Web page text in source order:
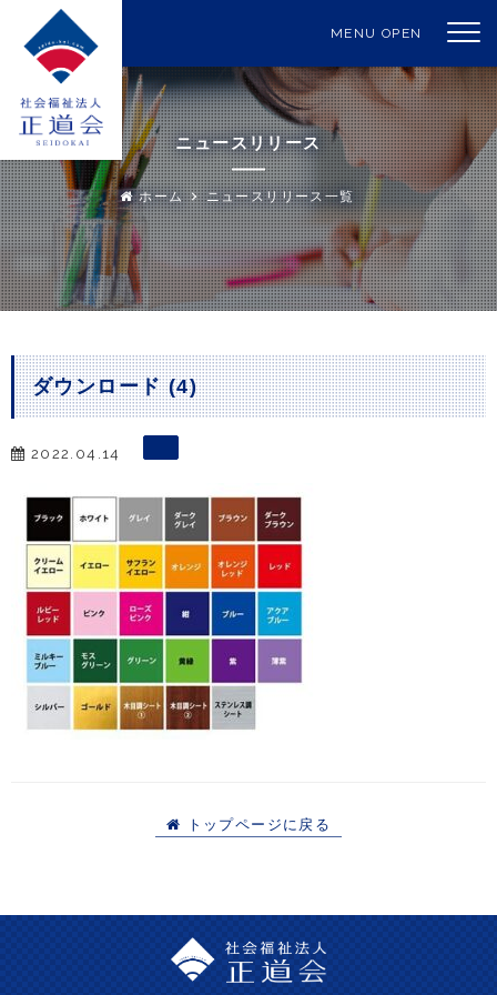
MENU OPEN
ニュースリリース
ホーム ニュースリリース一覧
ダウンロード (4)
2022.04.14
トップページに戻る